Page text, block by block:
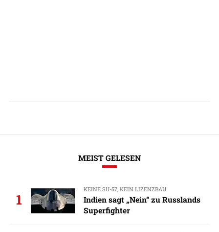
MEIST GELESEN
1
KEINE SU-57, KEIN LIZENZBAU
Indien sagt „Nein“ zu Russlands
Superfighter